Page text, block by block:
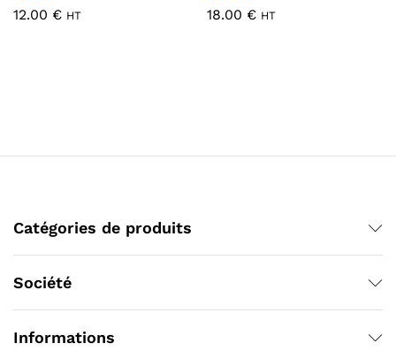
12.00 € HT 18.00 € HT
Catégories de produits
Société
Informations